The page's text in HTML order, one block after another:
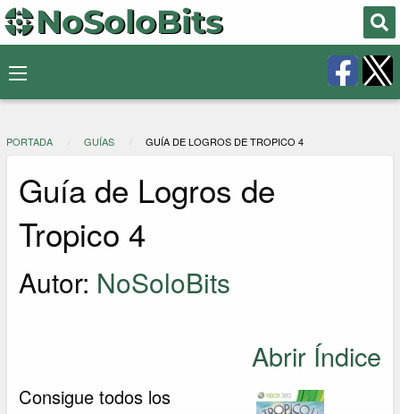
PORTADA GUÍAS GUÍA DE LOGROS DE TROPICO 4
Guía de Logros de
Tropico 4
Autor: NoSoloBits
Abrir Índice
Consigue todos los